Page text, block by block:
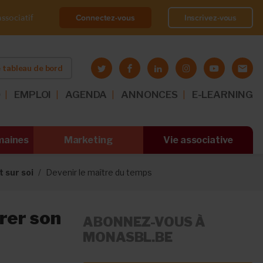
Connectez-vous Inscrivez-vous
tableau de bord
EMPLOI AGENDA ANNONCES E-LEARNING
Marketing Vie associative
sur soi Devenir le maître du temps
son
ABONNEZ-VOUS À
MONASBL.BE